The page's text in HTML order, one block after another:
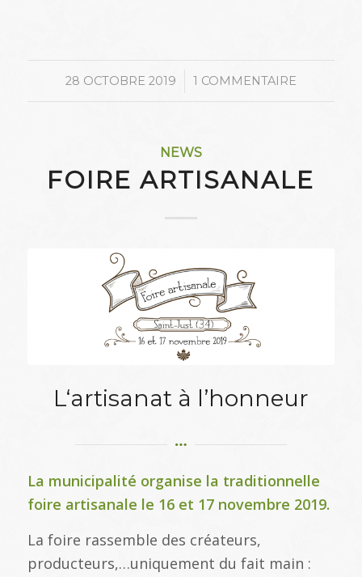
28 OCTOBRE 2019
/ 1 COMMENTAIRE
NEWS
FOIRE ARTISANALE
L‘artisanat à l’honneur
La municipalité organise la traditionnelle
foire artisanale le 16 et 17 novembre 2019.
La foire rassemble des créateurs,
producteurs,…uniquement du fait main :